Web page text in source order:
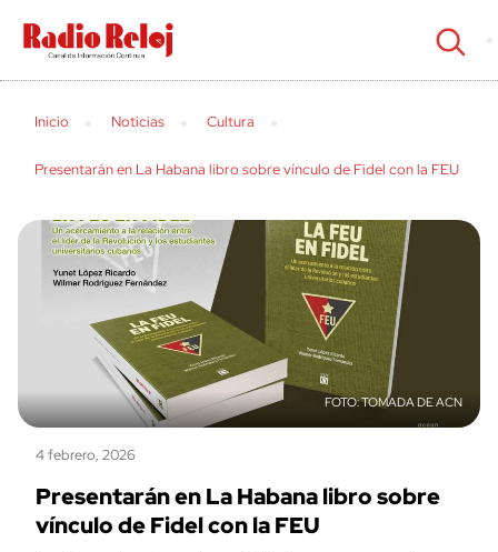
cerrar
Inicio Noticias Cultura
Presentarán en La Habana libro sobre vínculo de Fidel con la FEU
TOMADA DE ACN
4 febrero, 2026
Presentarán en La Habana libro sobre
vínculo de Fidel con la FEU